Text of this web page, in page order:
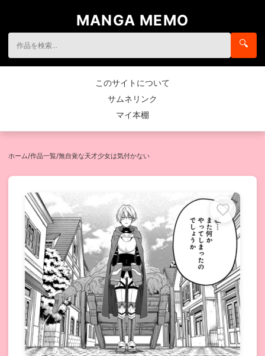
MANGA MEMO
🔍
このサイトについて
サムネリンク
マイ本棚
ホーム/作品一覧/無自覚な天才少女は気付かない